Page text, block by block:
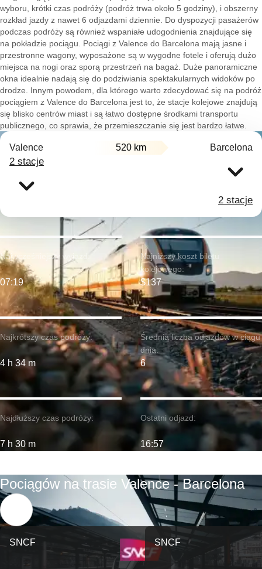
wyboru, krótki czas podróży (podróż trwa około 5 godziny), i obszerny
rozkład jazdy z nawet 6 odjazdami dziennie. Do dyspozycji pasażerów
podczas podróży są również wspaniałe udogodnienia znajdujące się
na pokładzie pociągu. Pociągi z Valence do Barcelona mają jasne i
przestronne wagony, wyposażone są w wygodne fotele i oferują dużo
miejsca na nogi oraz sporą przestrzeń na bagaż. Duże panoramiczne
okna idealnie nadają się do podziwiania spektakularnych widoków po
drodze. Innym powodem, dla którego warto zdecydować się na podróż
pociągiem z Valence do Barcelona jest to, że stacje kolejowe znajdują
się blisko centrów miast i są łatwo dostępne środkami transportu
publicznego, co sprawia, że przemieszczanie się jest bardzo łatwe.
Valence 520 km Barcelona
2 stacje
2 stacje
Najkrótszy czas podróży:
4 h 34 m
Najwcześniejszy wyjazd:
07:19
Najdłuższy czas podróży:
7 h 30 m
Najniższy koszt biletu
kolejowego:
$137
Średnia liczba odjazdów w ciągu
dnia:
6
Ostatni odjazd:
16:57
Pociągów na trasie Valence - Barcelona
SNCF SNCF